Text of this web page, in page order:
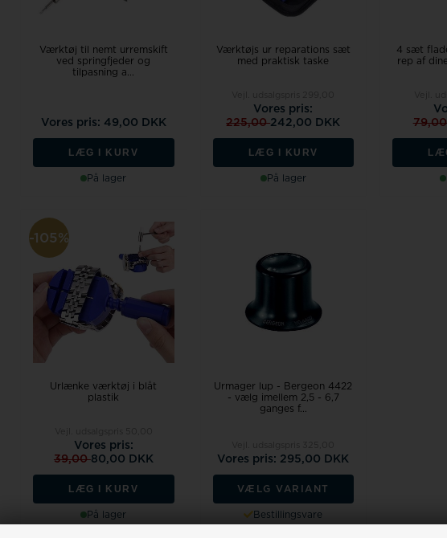
Værktøj til nemt urremskift
ved springfjeder og
tilpasning a...
Vores pris: 49,00 DKK
LÆG I KURV
På lager
Værktøjs ur reparations sæt
med praktisk taske
Vores pris:
225,00242,00 DKK
LÆG I KURV
På lager
4 sæt
rep af
-105%
Urlænke værktøj i blåt
plastik
Vores pris:
39,0080,00 DKK
LÆG I KURV
På lager
Urmager lup - Bergeon 4422
- vælg imellem 2,5 - 6,7
ganges f...
Vores pris: 295,00 DKK
VÆLG VARIANT
Bestillingsvare